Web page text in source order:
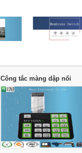
Công tắc màng dập nổi